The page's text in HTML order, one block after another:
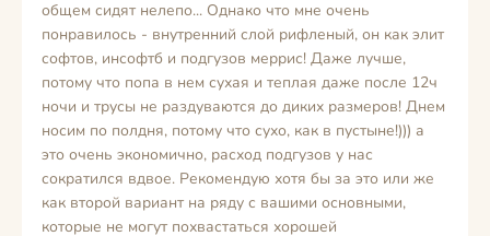
общем сидят нелепо... Однако что мне очень
понравилось - внутренний слой рифленый, он как элит
софтов, инсофтб и подгузов меррис! Даже лучше,
потому что попа в нем сухая и теплая даже после 12ч
ночи и трусы не раздуваются до диких размеров! Днем
носим по полдня, потому что сухо, как в пустыне!))) а
это очень экономично, расход подгузов у нас
сократился вдвое. Рекомендую хотя бы за это или же
как второй вариант на ряду с вашими основными,
которые не могут похвастаться хорошей